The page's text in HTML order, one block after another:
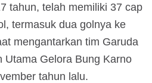
tahun, telah memiliki 37 cap
termasuk dua golnya ke
mengantarkan tim Garuda
Utama Gelora Bung Karno
tahun lalu.